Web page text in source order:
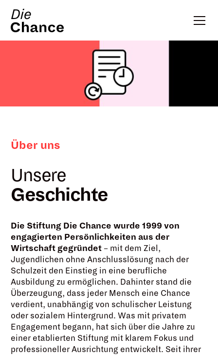
Über uns
Unsere
Geschichte
Die Stiftung Die Chance wurde 1999 von
engagierten Persönlichkeiten aus der
Wirtschaft gegründet – mit dem Ziel,
Jugendlichen ohne Anschlusslösung nach der
Schulzeit den Einstieg in eine berufliche
Ausbildung zu ermöglichen. Dahinter stand die
Überzeugung, dass jeder Mensch eine Chance
verdient, unabhängig von schulischer Leistung
oder sozialem Hintergrund. Was mit privatem
Engagement begann, hat sich über die Jahre zu
einer etablierten Stiftung mit klarem Fokus und
professioneller Ausrichtung entwickelt. Seit ihrer